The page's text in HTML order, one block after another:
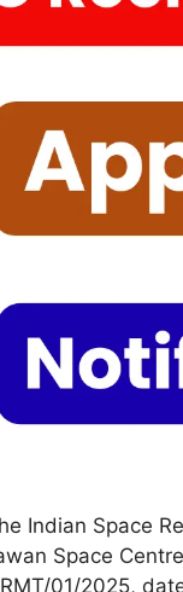
Indian Space
Space
01/2025,